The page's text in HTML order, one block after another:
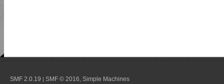
SMF 2.0.19 | SMF © 2016 Simple Machines